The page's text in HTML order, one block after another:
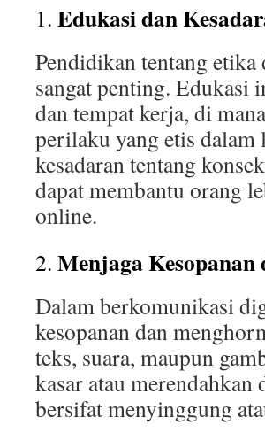
1. Edukasi dan
Pendidikan tentang
sangat penting. Edukasi
dan tempat kerja, di
perilaku yang etis
kesadaran tentang
dapat membantu orang
online.
2. Menjaga
Dalam berkomunikasi
kesopanan dan
teks, suara, maupun
kasar atau
bersifat menyinggung